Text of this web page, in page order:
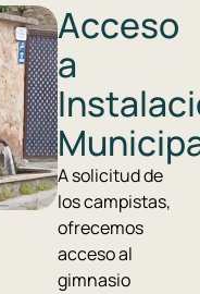
Acceso
a
A solicitud de
los campistas,
ofrecemos
acceso al
gimnasio